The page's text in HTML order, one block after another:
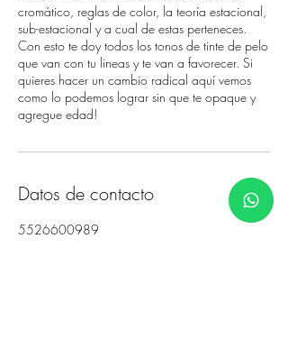
cromático, reglas de color, la teoría estacional,
sub-estacional y a cual de estas perteneces.
Con esto te doy todos los tonos de tinte de pelo
que van con tu lineas y te van a favorecer. Si
quieres hacer un cambio radical aquí vemos
como lo podemos lograr sin que te opaque y
agregue edad!
Datos de contacto
5526600989